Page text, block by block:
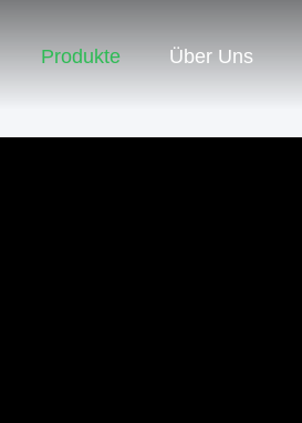
Produkte Über Uns